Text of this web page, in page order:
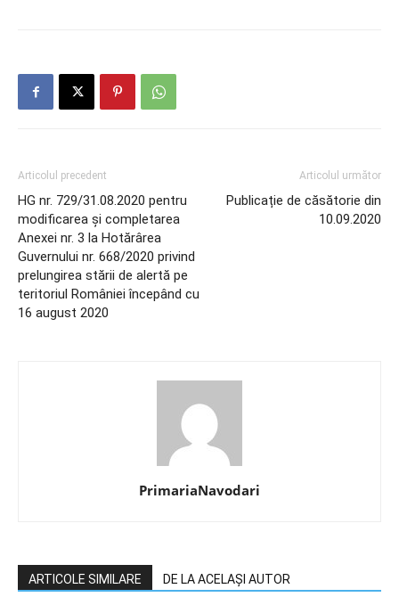
Articolul precedent
HG nr. 729/31.08.2020 pentru
modificarea şi completarea
Anexei nr. 3 la Hotărârea
Guvernului nr. 668/2020 privind
prelungirea stării de alertă pe
teritoriul României începând cu
16 august 2020
Articolul următor
Publicație de căsătorie din
10.09.2020
PrimariaNavodari
ARTICOLE SIMILARE DE LA ACELAȘI AUTOR